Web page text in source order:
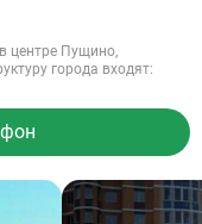
центре Пущино,
города входят: